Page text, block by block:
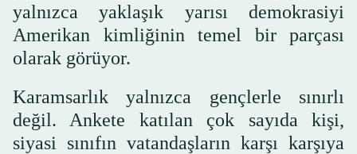
yalnızca yaklaşık yarısı demokrasiyi
Amerikan kimliğinin temel bir parçası
olarak görüyor.
Karamsarlık yalnızca gençlerle sınırlı
değil. Ankete katılan çok sayıda kişi,
siyasi sınıfın vatandaşların karşı karşıya